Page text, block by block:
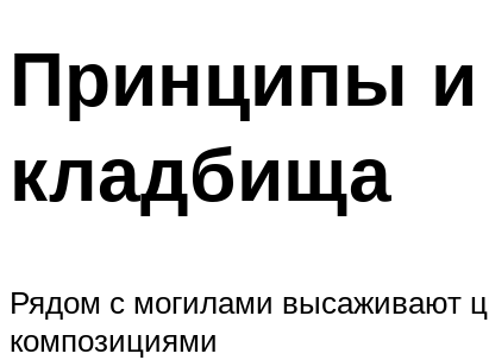
Принципы и
кладбища
Рядом с могилами высаживают
композициями